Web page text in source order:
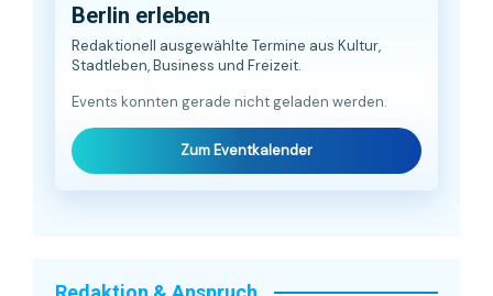
Berlin erleben
Redaktionell ausgewählte Termine aus Kultur,
Stadtleben, Business und Freizeit.
Events konnten gerade nicht geladen werden.
Zum Eventkalender